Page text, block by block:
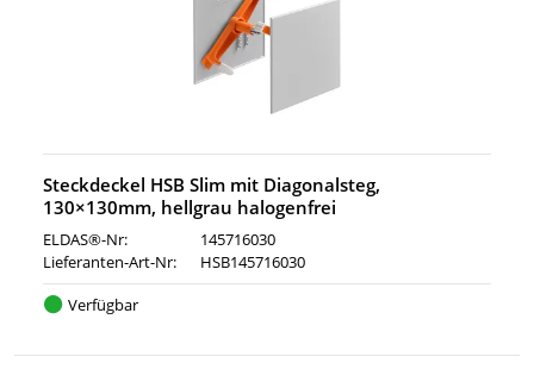
Steckdeckel HSB Slim mit Diagonalsteg,
130×130mm, hellgrau halogenfrei
ELDAS®-Nr:
145716030
Lieferanten-Art-Nr:
HSB145716030
Verfügbar